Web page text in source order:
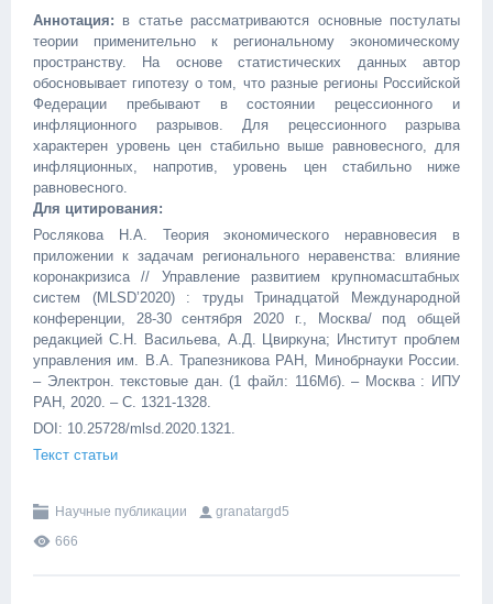
Аннотация: в статье рассматриваются основные постулаты
теории применительно к региональному экономическому
пространству. На основе статистических данных автор
обосновывает гипотезу о том, что разные регионы Российской
Федерации пребывают в состоянии рецессионного и
инфляционного разрывов. Для рецессионного разрыва
характерен уровень цен стабильно выше равновесного, для
инфляционных, напротив, уровень цен стабильно ниже
равновесного.
Для цитирования:
Рослякова Н.А. Теория экономического неравновесия в
приложении к задачам регионального неравенства: влияние
коронакризиса // Управление развитием крупномасштабных
систем (MLSD’2020) : труды Тринадцатой Международной
конференции, 28-30 сентября 2020 г., Москва/ под общей
редакцией С.Н. Васильева, А.Д. Цвиркуна; Институт проблем
управления им. В.А. Трапезникова РАН, Минобрнауки России.
– Электрон. текстовые дан. (1 файл: 116Мб). – Москва : ИПУ
РАН, 2020. – С. 1321-1328.
DOI: 10.25728/mlsd.2020.1321.
Текст статьи
Научные публикации
granatargd5
666